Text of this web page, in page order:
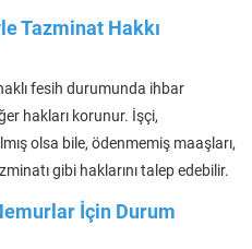
Tazminat Hakkı
fesih durumunda ihbar
hakları korunur. İşçi,
olsa bile, ödenmemiş maaşları,
gibi haklarını talep edebilir.
İçin Durum